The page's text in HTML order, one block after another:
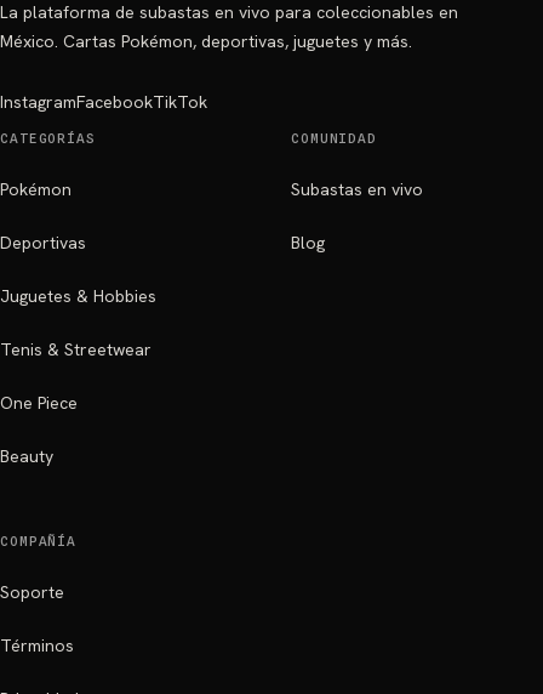
La plataforma de subastas en vivo para coleccionables en
México. Cartas Pokémon, deportivas, juguetes y más.
InstagramFacebookTikTok
CATEGORÍAS
Pokémon
Deportivas
Juguetes & Hobbies
Tenis & Streetwear
One Piece
Beauty
COMUNIDAD
Subastas en vivo
Blog
COMPAÑÍA
Soporte
Términos